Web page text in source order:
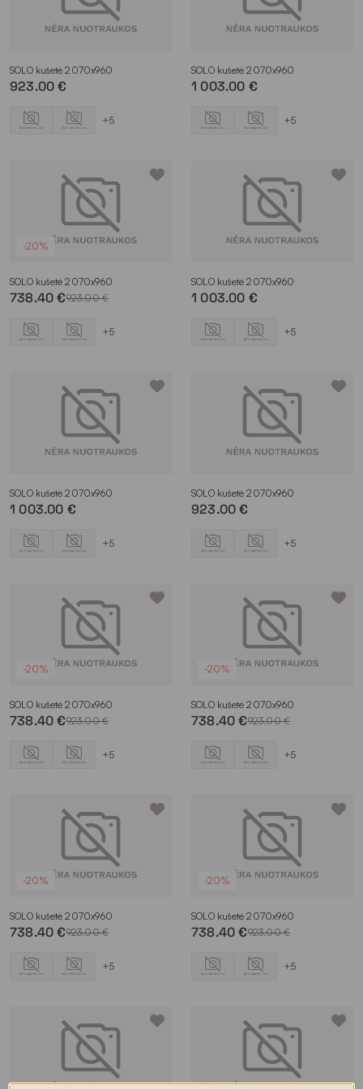
SOLO kušetė 2070x960
923.00 €
+5
SOLO kušetė 2070x960
1 003.00 €
+5
-20%
SOLO kušetė 2070x960
738.40 €923.00 €
+5
SOLO kušetė 2070x960
1 003.00 €
+5
SOLO kušetė 2070x960
1 003.00 €
+5
SOLO kušetė 2070x960
923.00 €
+5
-20%
SOLO kušetė 2070x960
738.40 €923.00 €
+5
-20%
SOLO kušetė 2070x960
738.40 €923.00 €
+5
-20%
SOLO kušetė 2070x960
738.40 €923.00 €
+5
-20%
SOLO kušetė 2070x960
738.40 €923.00 €
+5